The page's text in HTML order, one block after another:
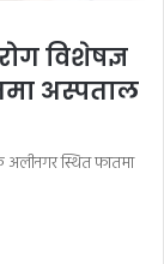
विशेषज्ञ
अस्पताल
अलीनगर स्थित फातमा